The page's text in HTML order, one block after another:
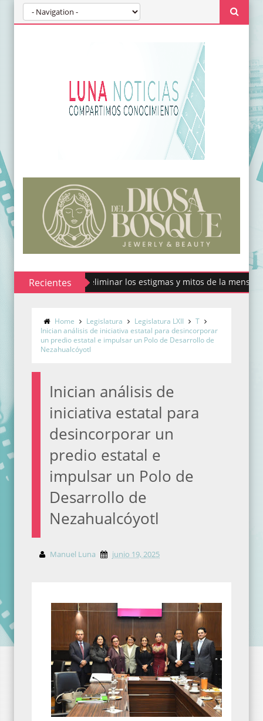
Recientes
contribuir a eliminar los estigmas y mitos de la menstruación
Home Legislatura Legislatura LXII
T
Inician análisis de iniciativa estatal para desincorporar
un predio estatal e impulsar un Polo de Desarrollo de
Nezahualcóyotl
Inician análisis de
iniciativa estatal para
desincorporar un
predio estatal e
impulsar un Polo de
Desarrollo de
Nezahualcóyotl
Manuel Luna junio 19, 2025